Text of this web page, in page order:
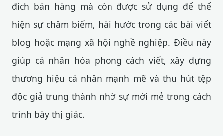
đích bán hàng mà còn được sử dụng để thể
hiện sự châm biếm, hài hước trong các bài viết
blog hoặc mạng xã hội nghề nghiệp. Điều này
giúp cá nhân hóa phong cách viết, xây dựng
thương hiệu cá nhân mạnh mẽ và thu hút tệp
độc giả trung thành nhờ sự mới mẻ trong cách
trình bày thị giác.